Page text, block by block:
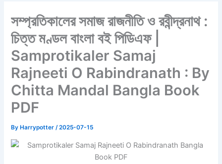
সম্প্রতিকালের সমাজ রাজনীতি ও রবীন্দ্রনাথ :
চিত্ত মণ্ডল বাংলা বই পিডিএফ |
Samprotikaler Samaj
Rajneeti O Rabindranath : By
Chitta Mandal Bangla Book
PDF
By Harrypotter/2025-07-15